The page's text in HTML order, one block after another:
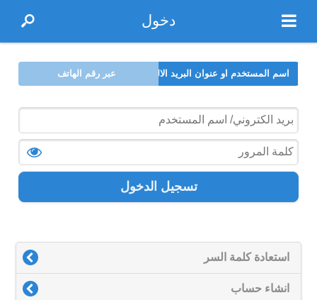
دخول
اسم المستخدم او عنوان البريد الالكتروني عبر رقم الهاتف
تسجيل الدخول
استعادة كلمة السر
انشاء حساب